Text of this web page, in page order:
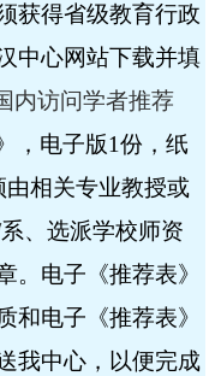
获得省级教育行政
中心网站下载并填
内访问学者推荐
，电子版1份，纸
相关专业教授或
系、选派学校师资
。电子《推荐表》
和电子《推荐表》
我中心，以便完成